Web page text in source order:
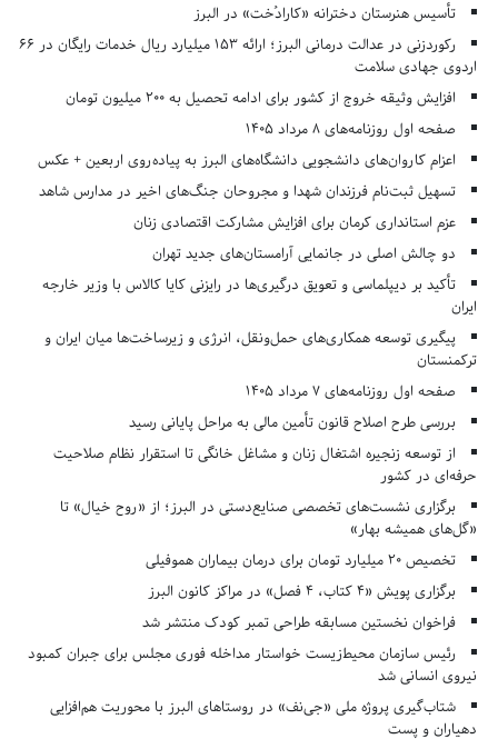
تأسیس هنرستان دخترانه «کارادُخت» در البرز
رکوردزنی در عدالت درمانی البرز؛ ارائه ۱۵۳ میلیارد ریال خدمات رایگان در ۶۶
اردوی جهادی سلامت
افزایش وثیقه خروج از کشور برای ادامه تحصیل به ۲۰۰ میلیون تومان
صفحه اول روزنامه‌های 8 مرداد 1405
اعزام کاروان‌های دانشجویی دانشگاه‌های البرز به پیاده‌روی اربعین + عکس
تسهیل ثبت‌نام فرزندان شهدا و مجروحان جنگ‌های اخیر در مدارس شاهد
عزم استانداری کرمان برای افزایش مشارکت اقتصادی زنان
دو چالش اصلی در جانمایی آرامستان‌های جدید تهران
تأکید بر دیپلماسی و تعویق درگیری‌ها در رایزنی کایا کالاس با وزیر خارجه
ایران
پیگیری توسعه همکاری‌های حمل‌ونقل، انرژی و زیرساخت‌ها میان ایران و
ترکمنستان
صفحه اول روزنامه‌های 7 مرداد 1405
بررسی طرح اصلاح قانون تأمین مالی به مراحل پایانی رسید
از توسعه زنجیره اشتغال زنان و مشاغل خانگی تا استقرار نظام صلاحیت
حرفه‌ای در کشور
برگزاری نشست‌های تخصصی صنایع‌دستی در البرز؛ از «روح خیال» تا
«گل‌های همیشه بهار»
تخصیص ۲۰ میلیارد تومان برای درمان بیماران هموفیلی
برگزاری پویش «۴ کتاب، ۴ فصل» در مراکز کانون البرز
فراخوان نخستین مسابقه طراحی تمبر کودک منتشر شد
رئیس سازمان محیط‌زیست خواستار مداخله فوری مجلس برای جبران کمبود
نیروی انسانی شد
شتاب‌گیری پروژه ملی «جی‌نف» در روستاهای البرز با محوریت هم‌افزایی
دهیاران و پست